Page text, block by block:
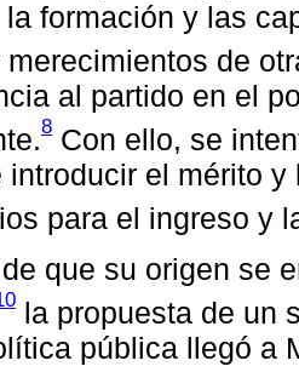
formación y las
merecimientos de
al partido en el
8 Con ello, se
introducir el mérito
para el ingreso y
que su origen se
la propuesta de un
pública llegó a